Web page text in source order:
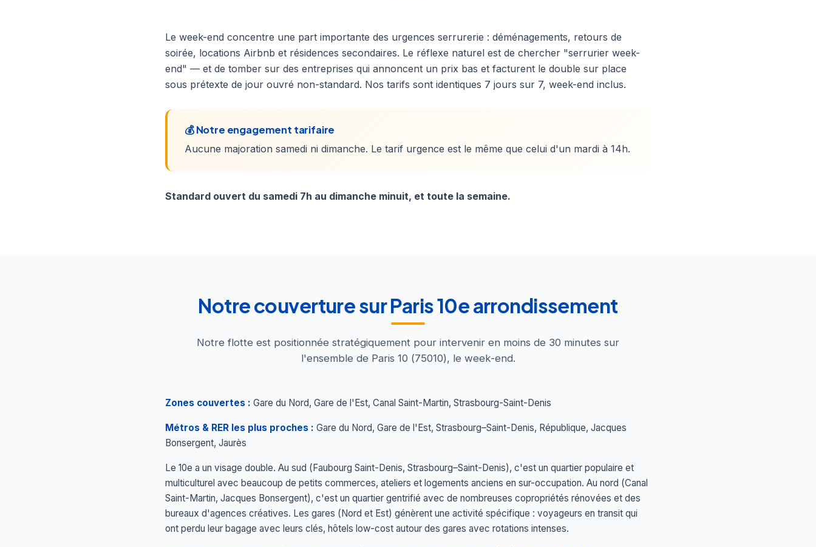
Le week-end concentre une part importante des urgences serrurerie : déménagements, retours de
soirée, locations Airbnb et résidences secondaires. Le réflexe naturel est de chercher "serrurier week-
end" — et de tomber sur des entreprises qui annoncent un prix bas et facturent le double sur place
sous prétexte de jour ouvré non-standard. Nos tarifs sont identiques 7 jours sur 7, week-end inclus.
💰 Notre engagement tarifaire
Aucune majoration samedi ni dimanche. Le tarif urgence est le même que celui d'un mardi à 14h.
Standard ouvert du samedi 7h au dimanche minuit, et toute la semaine.
Notre couverture sur Paris 10e arrondissement
Notre flotte est positionnée stratégiquement pour intervenir en moins de 30 minutes sur
l'ensemble de Paris 10 (75010), le week-end.
Zones couvertes : Gare du Nord, Gare de l'Est, Canal Saint-Martin, Strasbourg-Saint-Denis
Métros & RER les plus proches : Gare du Nord, Gare de l'Est, Strasbourg–Saint-Denis, République, Jacques
Bonsergent, Jaurès
Le 10e a un visage double. Au sud (Faubourg Saint-Denis, Strasbourg–Saint-Denis), c'est un quartier populaire et
multiculturel avec beaucoup de petits commerces, ateliers et logements anciens en sur-occupation. Au nord (Canal
Saint-Martin, Jacques Bonsergent), c'est un quartier gentrifié avec de nombreuses copropriétés rénovées et des
bureaux d'agences créatives. Les gares (Nord et Est) génèrent une activité spécifique : voyageurs en transit qui
ont perdu leur bagage avec leurs clés, hôtels low-cost autour des gares avec rotations intenses.